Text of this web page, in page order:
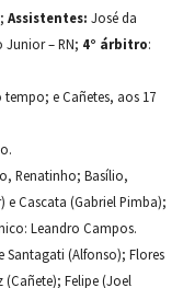
Assistentes: José da
Junior – RN; 4° árbitro:
e Cañetes, aos 17
Renatinho; Basílio,
e Cascata (Gabriel Pimba);
Leandro Campos.
Santagati (Alfonso); Flores
(Cañete); Felipe (Joel